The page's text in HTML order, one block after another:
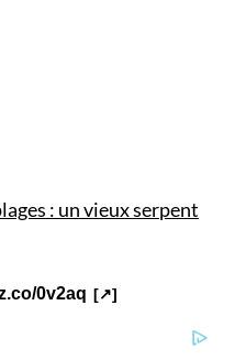
: un vieux serpent
0v2aq